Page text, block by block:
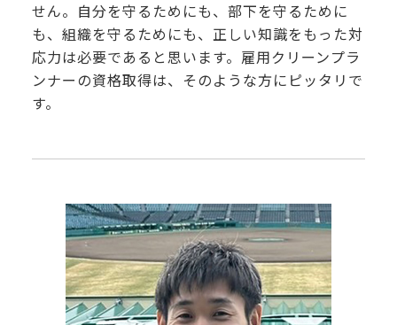
せん。自分を守るためにも、部下を守るために
も、組織を守るためにも、正しい知識をもった対
応力は必要であると思います。雇用クリーンプラ
ンナーの資格取得は、そのような方にピッタリで
す。